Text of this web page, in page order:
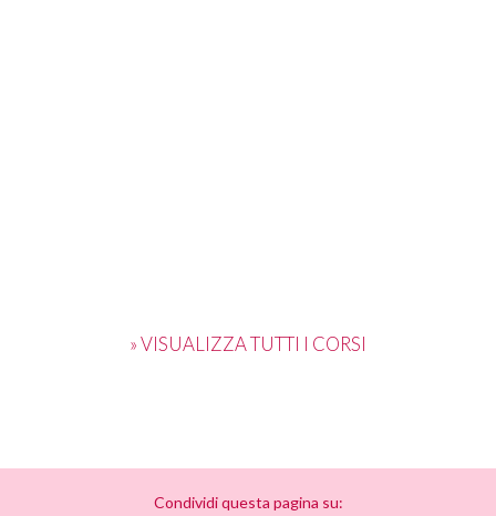
» VISUALIZZA TUTTI I CORSI
Condividi questa pagina su: